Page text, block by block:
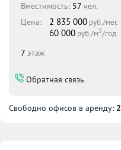
Вместимоcть: 57 чел.
Цена:
2 835 000 руб./мес
60 000 руб./м2/год
7 этаж
Обратная связь
Свободно офисов в аренду: 2